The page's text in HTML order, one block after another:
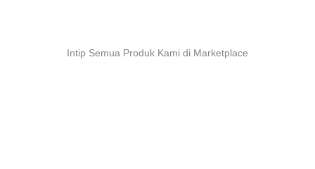
Intip Semua Produk Kami di Marketplace